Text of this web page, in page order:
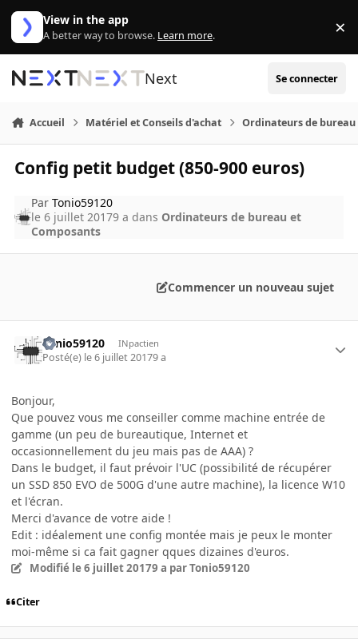
Aller au contenu
View in the app
A better way to browse. Learn more. ×
Next Se connecter
Accueil Matériel et Conseils d'achat Ordinateurs de bureau
Config petit budget (850-900 euros)
ParTonio59120
le 6 juillet 20179 a dans Ordinateurs de bureau et
Composants
Commencer un nouveau sujet
Tonio59120 INpactien
Posté(e) le 6 juillet 20179 a
Bonjour,
Que pouvez vous me conseiller comme machine entrée de
gamme (un peu de bureautique, Internet et
occasionnellement du jeu mais pas de AAA) ?
Dans le budget, il faut prévoir l'UC (possibilité de récupérer
un SSD 850 EVO de 500G d'une autre machine), la licence W10
et l'écran.
Merci d'avance de votre aide !
Edit : idéalement une config montée mais je peux le monter
moi-même si ca fait gagner qques dizaines d'euros.
Modifié le 6 juillet 20179 a par Tonio59120
Citer